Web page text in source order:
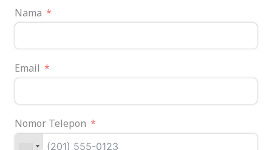
Nama
Email
Nomor Telepon